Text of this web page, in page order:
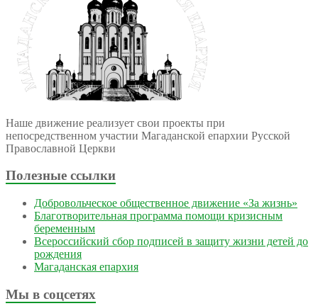
Наше движение реализует свои проекты при
непосредственном участии Магаданской епархии Русской
Православной Церкви
Полезные ссылки
Добровольческое общественное движение «За жизнь»
Благотворительная программа помощи кризисным
беременным
Всероссийский сбор подписей в защиту жизни детей до
рождения
Магаданская епархия
Мы в соцсетях